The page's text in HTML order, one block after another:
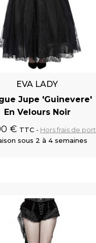
EVA LADY
Jupe 'Guinevere'
En Velours Noir
€ TTC
Hors frais de port
sous 2 à 4 semaines